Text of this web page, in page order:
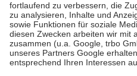
Diese Regeln gelten
Bei Heilmitteln und häuslicher
Zuzahlung zehn Prozent der
Verordnung.
Um das Engagement der
stärken und die besondere